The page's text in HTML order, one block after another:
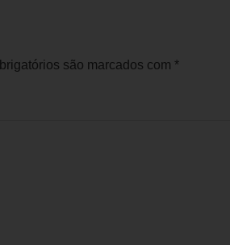
são marcados com *